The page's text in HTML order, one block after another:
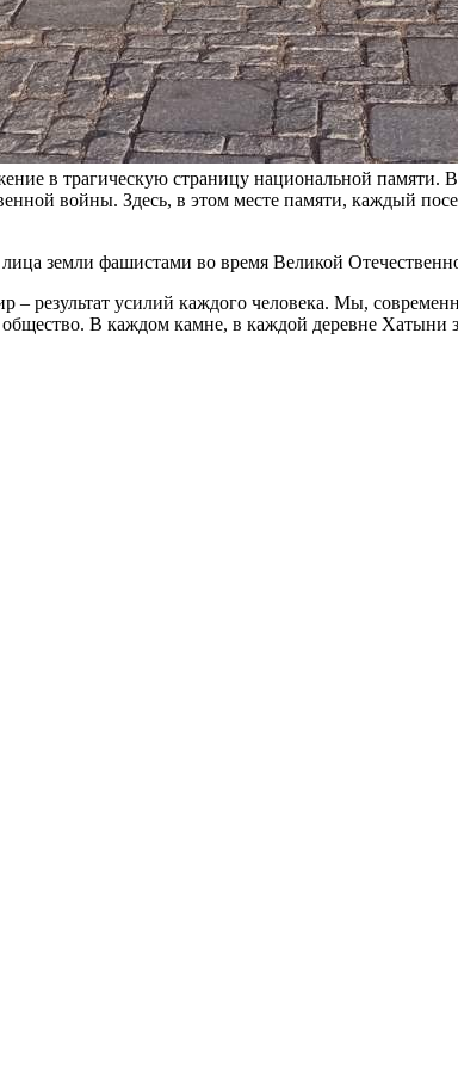
в трагическую страницу национальной
войны. Здесь, в этом месте памяти, каждый
лица земли фашистами во время Великой
результат усилий каждого человека. Мы,
В каждом камне, в каждой деревне Хатыни